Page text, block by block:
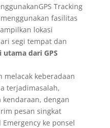
Tracking
fasilitas
lokasi
segi tempat dan
utama dari GPS
melacak keberadaan
terjadimasalah,
dengan
pesan singkat
ke ponsel